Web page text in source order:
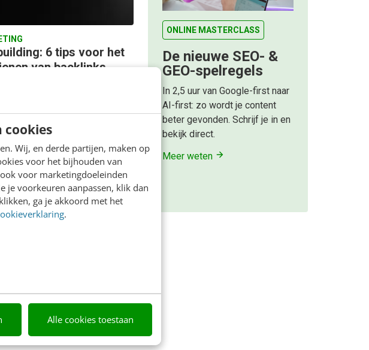
Wij, en derde partijen, maken op
voor het bijhouden van
voor marketingdoeleinden
je voorkeuren aanpassen, klik dan
ga je akkoord met het
.
Alle cookies toestaan
6 tips voor het
van backlinks
te komen.
kunnen
echter steeds
· 13 jaar geleden
ONLINE MASTERCLASS
De nieuwe SEO- &
GEO-spelregels
In 2,5 uur van Google-first naar
AI-first: zo wordt je content
beter gevonden. Schrijf je in en
bekijk direct.
Meer weten